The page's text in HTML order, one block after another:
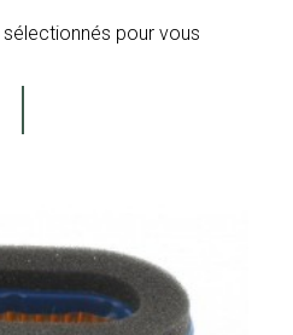
pour vous